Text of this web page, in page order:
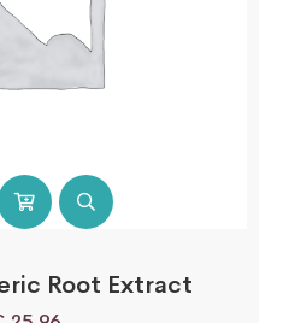
Root Extract